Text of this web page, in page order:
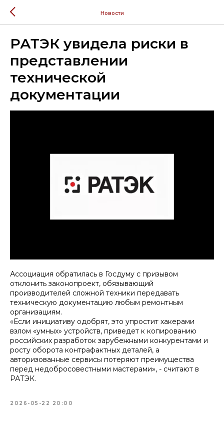
Новости
РАТЭК увидела риски в
представлении
технической
документации
Ассоциация обратилась в Госдуму с призывом
отклонить законопроект, обязывающий
производителей сложной техники передавать
техническую документацию любым ремонтным
организациям.
«Если инициативу одобрят, это упростит хакерами
взлом «умных» устройств, приведет к копированию
российских разработок зарубежными конкурентами и
росту оборота контрафактных деталей, а
авторизованные сервисы потеряют преимущества
перед недобросовестными мастерами», - считают в
РАТЭК.
2026-05-22 20:00